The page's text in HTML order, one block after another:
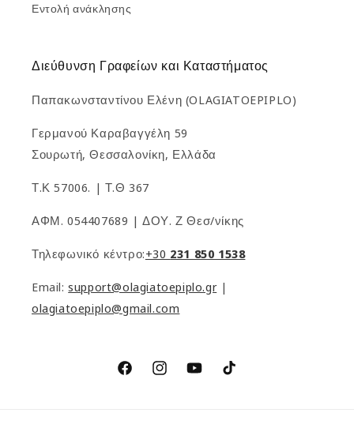
Εντολή ανάκλησης
Διεύθυνση Γραφείων και Καταστήματος
Παπακωνσταντίνου Ελένη (OLAGIATOEPIPLO)
Γερμανού Καραβαγγέλη 59
Σουρωτή, Θεσσαλονίκη, Ελλάδα
Τ.Κ 57006. | Τ.Θ 367
ΑΦΜ. 054407689 | ΔΟΥ. Ζ Θεσ/νίκης
Τηλεφωνικό κέντρο:+30 231 850 1538
Email:support@olagiatoepiplo.gr|
olagiatoepiplo@gmail.com
FacebookInstagramYouTubeTikTok